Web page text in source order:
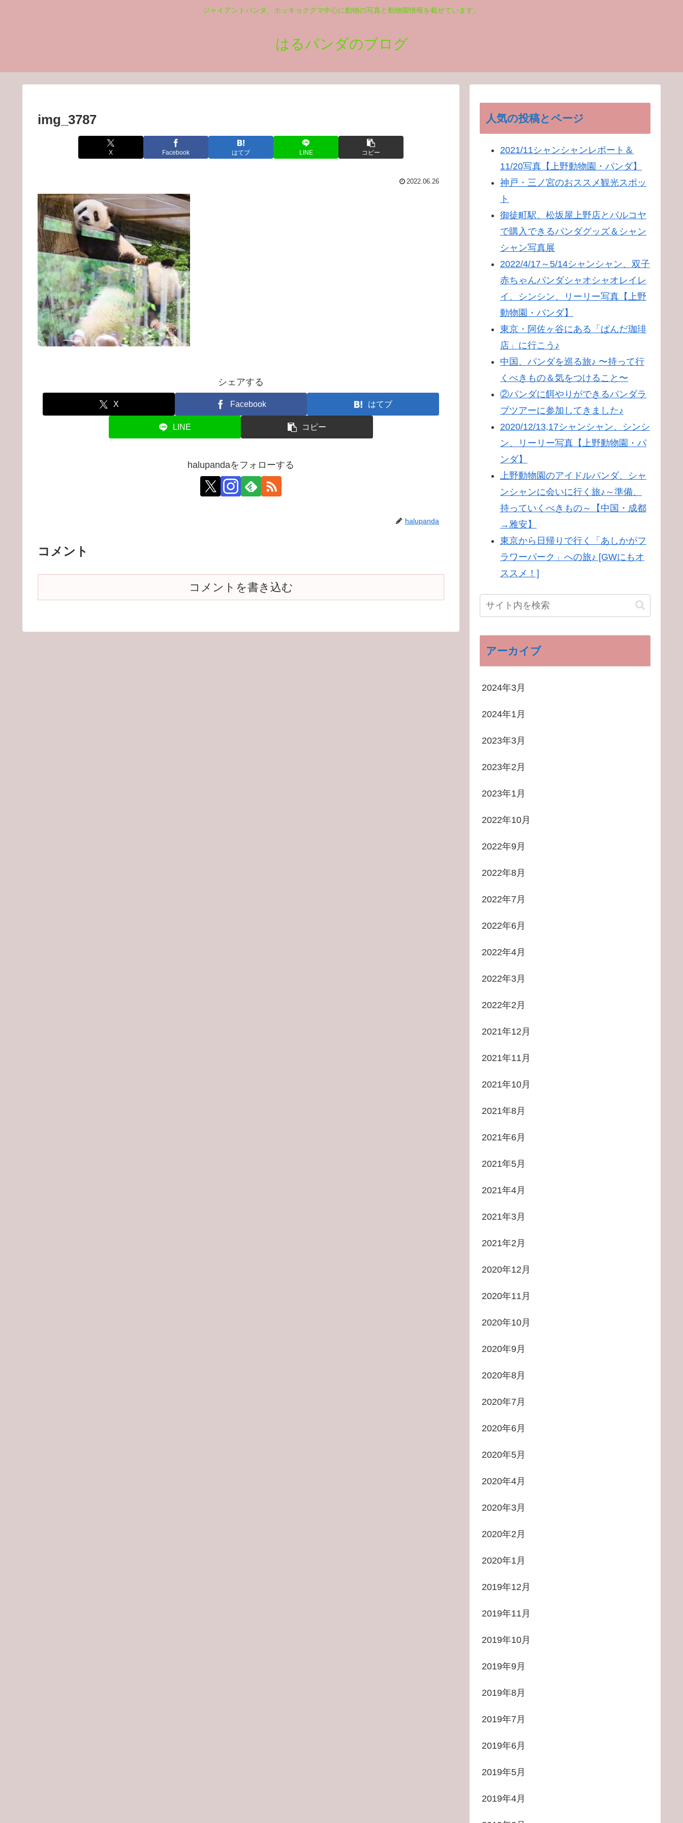
ジャイアントパンダ、ホッキョクグマ中心に動物の写真と動物園情報を載せています。
はるパンダのブログ
img_3787
X Facebook はてブ LINE コピー
2022.06.26
シェアする
X Facebook はてブ
LINE コピー
halupandaをフォローする
halupanda
コメント
コメントを書き込む
人気の投稿とページ
2021/11シャンシャンレポート＆
11/20写真【上野動物園・パンダ】
神戸・三ノ宮のおススメ観光スポッ
ト
御徒町駅、松坂屋上野店とパルコヤ
で購入できるパンダグッズ＆シャン
シャン写真展
2022/4/17～5/14シャンシャン、双子
赤ちゃんパンダシャオシャオレイレ
イ、シンシン、リーリー写真【上野
動物園・パンダ】
東京・阿佐ヶ谷にある「ぱんだ珈琲
店」に行こう♪
中国、パンダを巡る旅♪ 〜持って行
くべきもの＆気をつけること〜
②パンダに餌やりができるパンダラ
ブツアーに参加してきました♪
2020/12/13,17シャンシャン、シンシ
ン、リーリー写真【上野動物園・パ
ンダ】
上野動物園のアイドルパンダ、シャ
ンシャンに会いに行く旅♪～準備、
持っていくべきもの～【中国・成都
→雅安】
東京から日帰りで行く「あしかがフ
ラワーパーク」への旅♪ [GWにもオ
ススメ！]
アーカイブ
2024年3月
2024年1月
2023年3月
2023年2月
2023年1月
2022年10月
2022年9月
2022年8月
2022年7月
2022年6月
2022年4月
2022年3月
2022年2月
2021年12月
2021年11月
2021年10月
2021年8月
2021年6月
2021年5月
2021年4月
2021年3月
2021年2月
2020年12月
2020年11月
2020年10月
2020年9月
2020年8月
2020年7月
2020年6月
2020年5月
2020年4月
2020年3月
2020年2月
2020年1月
2019年12月
2019年11月
2019年10月
2019年9月
2019年8月
2019年7月
2019年6月
2019年5月
2019年4月